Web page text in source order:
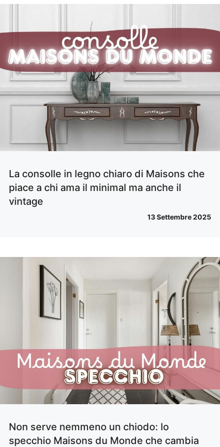
La consolle in legno chiaro di Maisons che
piace a chi ama il minimal ma anche il
vintage
13 Settembre 2025
Non serve nemmeno un chiodo: lo
specchio Maisons du Monde che cambia